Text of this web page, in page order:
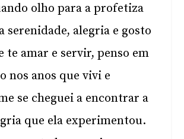
olho para a profetiza
serenidade, alegria e gosto
te amar e servir, penso em
nos anos que vivi e
se cheguei a encontrar a
que ela experimentou.